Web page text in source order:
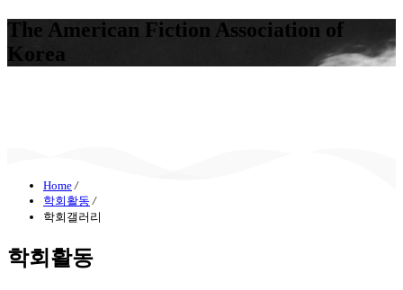
The American Fiction Association of
Korea
Home /
학회활동 /
학회갤러리
학회활동